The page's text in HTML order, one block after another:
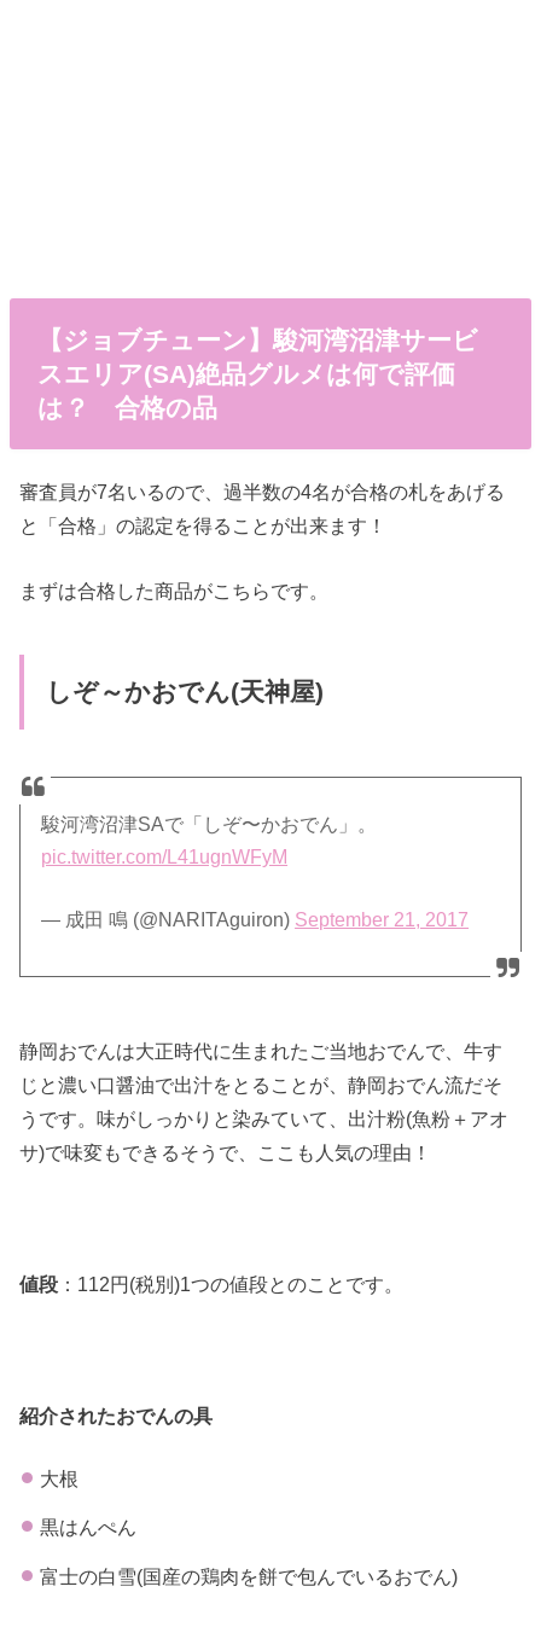
【ジョブチューン】駿河湾沼津サービ
スエリア(SA)絶品グルメは何で評価
は？ 合格の品
審査員が7名いるので、過半数の4名が合格の札をあげる
と「合格」の認定を得ることが出来ます！
まずは合格した商品がこちらです。
しぞ～かおでん(天神屋)
駿河湾沼津SAで「しぞ〜かおでん」。
pic.twitter.com/L41ugnWFyM
— 成田 鳴 (@NARITAguiron) September 21, 2017
静岡おでんは大正時代に生まれたご当地おでんで、牛す
じと濃い口醤油で出汁をとることが、静岡おでん流だそ
うです。味がしっかりと染みていて、出汁粉(魚粉＋アオ
サ)で味変もできるそうで、ここも人気の理由！
値段 ：112円(税別)1つの値段とのことです。
紹介されたおでんの具
大根
黒はんぺん
富士の白雪(国産の鶏肉を餅で包んでいるおでん)